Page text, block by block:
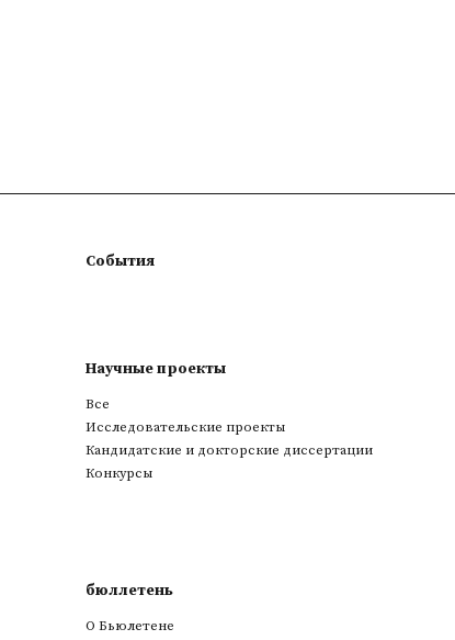
События
Научные проекты
Все
Исследовательские проекты
Кандидатские и докторские диссертации
Конкурсы
бюллетень
О Бьюлетене